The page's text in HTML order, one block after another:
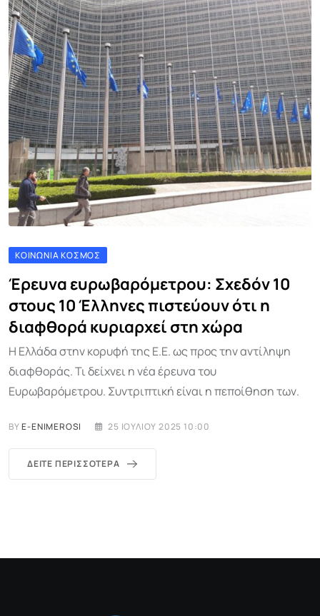
ΚΟΙΝΩΝΊΑ ΚΌΣΜΟΣ
Έρευνα ευρωβαρόμετρου: Σχεδόν 10
στους 10 Έλληνες πιστεύουν ότι η
διαφθορά κυριαρχεί στη χώρα
Η Ελλάδα στην κορυφή της Ε.Ε. ως προς την αντίληψη
διαφθοράς. Τι δείχνει η νέα έρευνα του
Ευρωβαρόμετρου. Συντριπτική είναι η πεποίθηση των.
BYE-ENIMEROSI 25 ΙΟΥΛΊΟΥ 2025 10:00
ΔΕΊΤΕ ΠΕΡΙΣΣΌΤΕΡΑ